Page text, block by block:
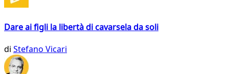
Dare ai figli la libertà di cavarsela da soli
di Stefano Vicari